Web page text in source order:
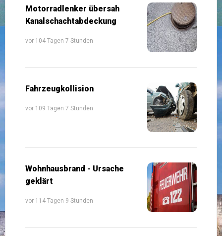
Motorradlenker übersah
Kanalschachtabdeckung
vor 104 Tagen 7 Stunden
Fahrzeugkollision
vor 109 Tagen 7 Stunden
Wohnhausbrand - Ursache
geklärt
vor 114 Tagen 9 Stunden